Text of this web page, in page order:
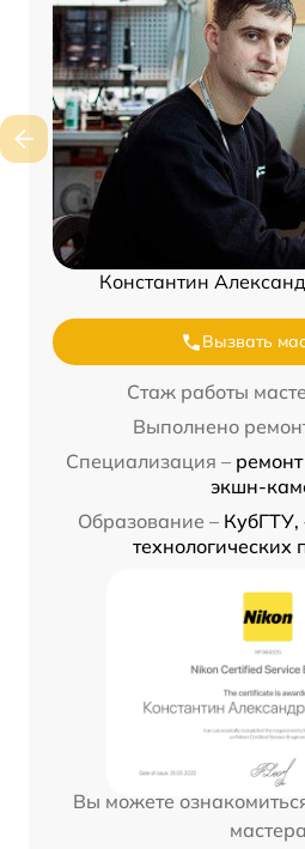
Константин
Вызвать
Стаж работы
Выполнено
Специализация –
экшн-
Образование – КубГТУ,
технологических
Вы можете
мастера